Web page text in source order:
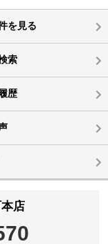
を見る
索
歴
店